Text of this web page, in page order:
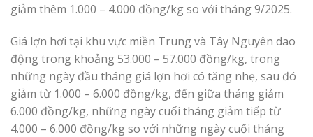
giảm thêm 1.000 – 4.000 đồng/kg so với tháng 9/2025.
Giá lợn hơi tại khu vực miền Trung và Tây Nguyên dao
động trong khoảng 53.000 – 57.000 đồng/kg, trong
những ngày đầu tháng giá lợn hơi có tăng nhẹ, sau đó
giảm từ 1.000 – 6.000 đồng/kg, đến giữa tháng giảm
6.000 đồng/kg, những ngày cuối tháng giảm tiếp từ
4.000 – 6.000 đồng/kg so với những ngày cuối tháng